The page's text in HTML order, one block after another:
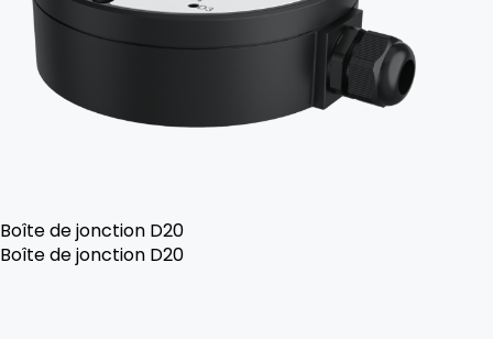
Boîte de jonction D20
Boîte de jonction D20